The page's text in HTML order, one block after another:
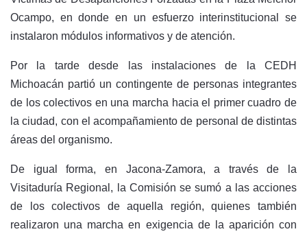
Ocampo, en donde en un esfuerzo interinstitucional se
instalaron módulos informativos y de atención.
Por la tarde desde las instalaciones de la CEDH
Michoacán partió un contingente de personas integrantes
de los colectivos en una marcha hacia el primer cuadro de
la ciudad, con el acompañamiento de personal de distintas
áreas del organismo.
De igual forma, en Jacona-Zamora, a través de la
Visitaduría Regional, la Comisión se sumó a las acciones
de los colectivos de aquella región, quienes también
realizaron una marcha en exigencia de la aparición con